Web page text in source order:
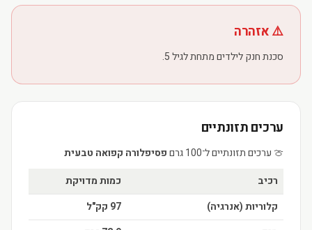
⚠️ אזהרה
סכנת חנק לילדים מתחת לגיל 5.
ערכים תזונתיים
🍈 ערכים תזונתיים ל־100 גרם
פסיפלורה קפואה טבעית
רכיב
כמות מדויקת
קלוריות (אנרגיה)
97 קק"ל